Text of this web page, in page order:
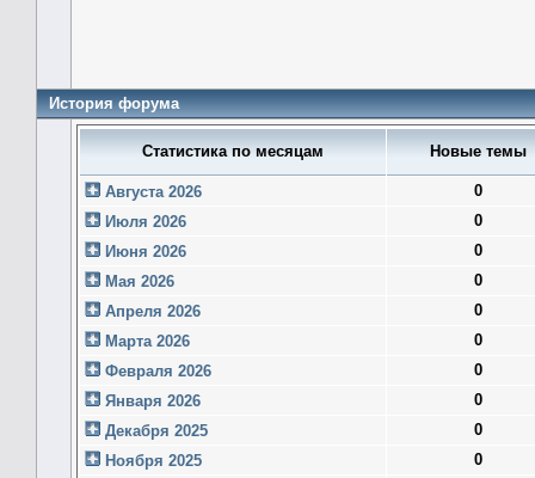
История форума
Статистика по месяцам Новые темы
Августа 2026
0
Июля 2026
0
Июня 2026
0
Мая 2026
0
Апреля 2026
0
Марта 2026
0
Февраля 2026
0
Января 2026
0
Декабря 2025
0
Ноября 2025
0